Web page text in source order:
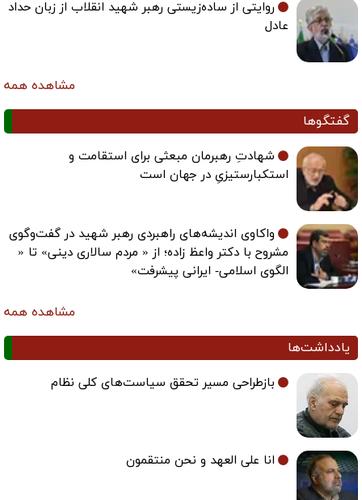
روایتی از ساده‌زیستی رهبر شهید انقلاب از زبان حداد
عادل
مشاهده همه
گفتگوها
شهادتِ رهبرمان مبعثی برای استقامت و
استکبارستیزیِ در جهان است
واکاوی اندیشه‌های راهبردی رهبر شهید در گفت‌وگوی
مشروح با دکتر واعظ زاده؛ از « مردم سالاری دینی» تا «
الگوی اسلامی- ایرانی پیشرفت»
مشاهده همه
یادداشت‌ها
بازطراحی مسیر تحقق سیاست‌های کلی نظام
انا علی العهد و نحن منتقمون